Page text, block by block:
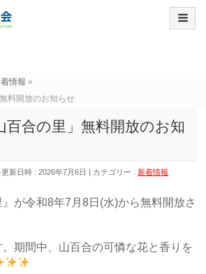
情報 »
料開放のお知らせ
百合の里」無料開放のお知
新日時 : 2026年7月6日 カテゴリー : 新着情報
が令和8年7月8日(水)から無料開放さ
期間中、山百合の可憐な花と香りを